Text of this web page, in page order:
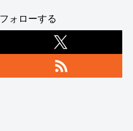
ォローする